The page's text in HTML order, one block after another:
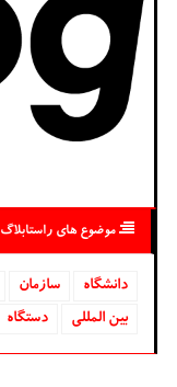
موضوع های راستابلاگ
دانشگاه‌ سازمان
بین المللی
دستگاه